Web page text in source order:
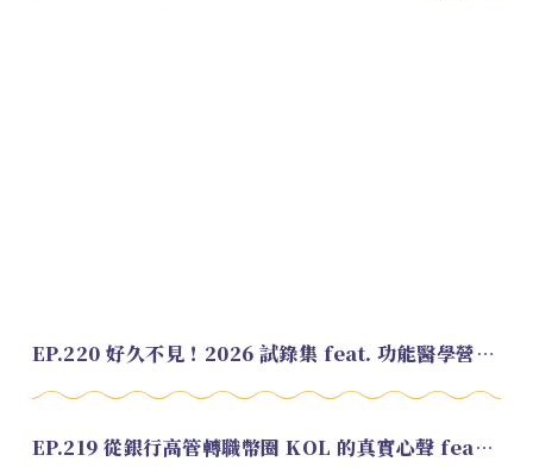
EP.220 好久不見！2026 試錄集 feat. 功能醫學營養師 美寶
EP.219 從銀行高管轉職幣圈 KOL 的真實心聲 feat.龜大